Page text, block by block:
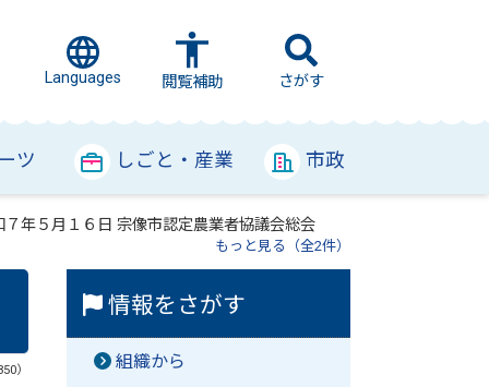
Languages 閲覧補助 さがす
ツ しごと・産業 市政
７年５月１６日 宗像市認定農業者協議会総会
もっと見る（全2件）
）
情報をさがす
組織から